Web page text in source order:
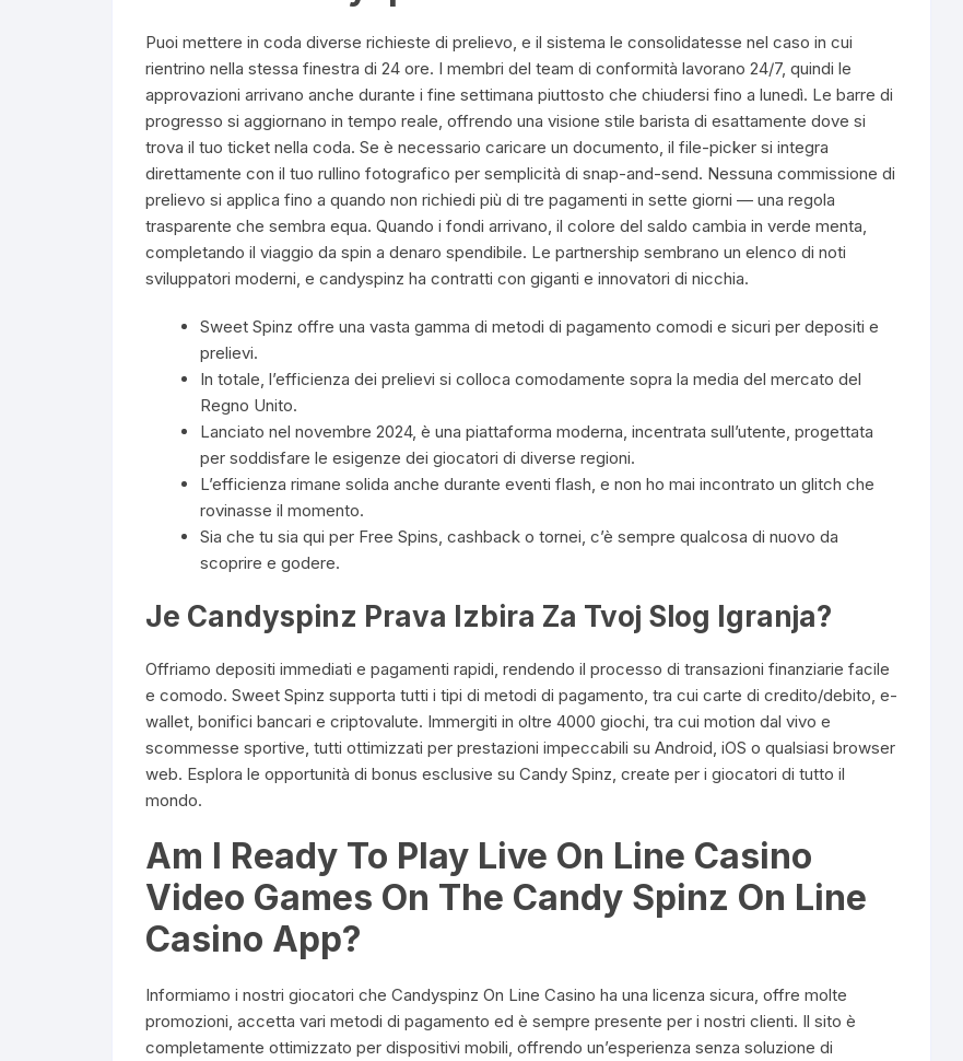
Puoi mettere in coda diverse richieste di prelievo, e il sistema le consolidatesse nel caso in cui
rientrino nella stessa finestra di 24 ore. I membri del team di conformità lavorano 24/7, quindi le
approvazioni arrivano anche durante i fine settimana piuttosto che chiudersi fino a lunedì. Le barre di
progresso si aggiornano in tempo reale, offrendo una visione stile barista di esattamente dove si
trova il tuo ticket nella coda. Se è necessario caricare un documento, il file-picker si integra
direttamente con il tuo rullino fotografico per semplicità di snap-and-send. Nessuna commissione di
prelievo si applica fino a quando non richiedi più di tre pagamenti in sette giorni — una regola
trasparente che sembra equa. Quando i fondi arrivano, il colore del saldo cambia in verde menta,
completando il viaggio da spin a denaro spendibile. Le partnership sembrano un elenco di noti
sviluppatori moderni, e candyspinz ha contratti con giganti e innovatori di nicchia.
Sweet Spinz offre una vasta gamma di metodi di pagamento comodi e sicuri per depositi e
prelievi.
In totale, l’efficienza dei prelievi si colloca comodamente sopra la media del mercato del
Regno Unito.
Lanciato nel novembre 2024, è una piattaforma moderna, incentrata sull’utente, progettata
per soddisfare le esigenze dei giocatori di diverse regioni.
L’efficienza rimane solida anche durante eventi flash, e non ho mai incontrato un glitch che
rovinasse il momento.
Sia che tu sia qui per Free Spins, cashback o tornei, c’è sempre qualcosa di nuovo da
scoprire e godere.
Je Candyspinz Prava Izbira Za Tvoj Slog Igranja?
Offriamo depositi immediati e pagamenti rapidi, rendendo il processo di transazioni finanziarie facile
e comodo. Sweet Spinz supporta tutti i tipi di metodi di pagamento, tra cui carte di credito/debito, e-
wallet, bonifici bancari e criptovalute. Immergiti in oltre 4000 giochi, tra cui motion dal vivo e
scommesse sportive, tutti ottimizzati per prestazioni impeccabili su Android, iOS o qualsiasi browser
web. Esplora le opportunità di bonus esclusive su Candy Spinz, create per i giocatori di tutto il
mondo.
Am I Ready To Play Live On Line Casino
Video Games On The Candy Spinz On Line
Casino App?
Informiamo i nostri giocatori che Candyspinz On Line Casino ha una licenza sicura, offre molte
promozioni, accetta vari metodi di pagamento ed è sempre presente per i nostri clienti. Il sito è
completamente ottimizzato per dispositivi mobili, offrendo un’esperienza senza soluzione di